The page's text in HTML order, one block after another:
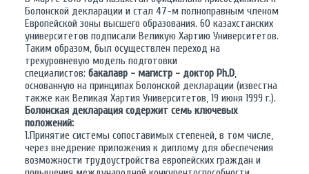
Болонской декларации и стал 47-м полноправным членом
Европейской зоны высшего образования. 60 казахстанских
университетов подписали Великую Хартию Университетов.
Таким образом, был осуществлен переход на
трехуровневую модель подготовки
специалистов: бакалавр - магистр - доктор Ph.D,
основанную на принципах Болонской декларации (известна
также как Великая Хартия Университетов, 19 июня 1999 г.).
Болонская декларация содержит семь ключевых
положений:
1.Принятие системы сопоставимых степеней, в том числе,
через внедрение приложения к диплому для обеспечения
возможности трудоустройства европейских граждан и